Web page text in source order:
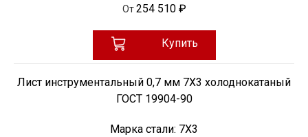
От 254 510 ₽
Купить
Лист инструментальный 0,7 мм 7Х3 холоднокатаный
ГОСТ 19904-90
Марка стали: 7Х3